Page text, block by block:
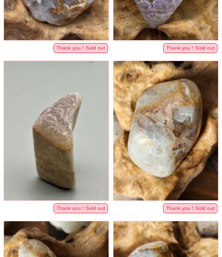
Thank you！Sold out Thank you！Sold out
Thank you！Sold out Thank you！Sold out